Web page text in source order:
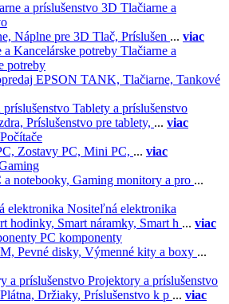
3D Tlačiarne a
Náplne pre 3D Tlač, Príslušen ... viac
Tlačiarne a
potreby
EPSON TANK, Tlačiarne, Tankové
Tablety a príslušenstvo
Príslušenstvo pre tablety, ... viac
Počítače
Zostavy PC, Mini PC, ... viac
a notebooky, Gaming monitory a pro ...
Nositeľná elektronika
hodinky, Smart náramky, Smart h ... viac
PC komponenty
Pevné disky, Výmenné kity a boxy ...
Projektory a príslušenstvo
Plátna, Držiaky, Príslušenstvo k p ... viac